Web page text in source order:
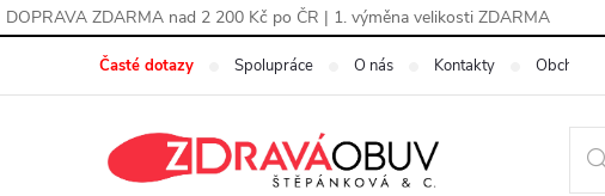
DOPRAVA ZDARMA nad 2 200 Kč po ČR | 1. výměna velikosti ZDARMA
Časté dotazy Spolupráce O nás Kontakty Obchodní